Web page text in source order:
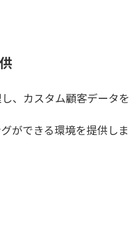
、カスタム顧客データを
ができる環境を提供しま